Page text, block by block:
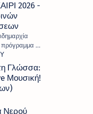
2026 -
πρόγραμμα «
ένα πλούσιο
εκδ…
Γλώσσα:
Μουσική!
Νερού